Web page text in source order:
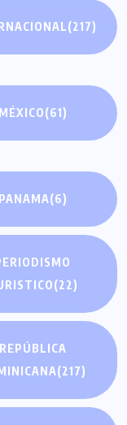
(217)
MÉXICO(61)
PANAMA(6)
(22)
REPÚBLICA
(217)